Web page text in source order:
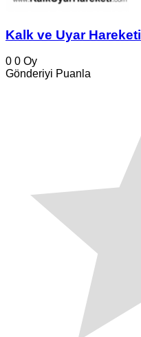
Kalk ve Uyar Hareketi
0 0 Oy
Gönderiyi Puanla